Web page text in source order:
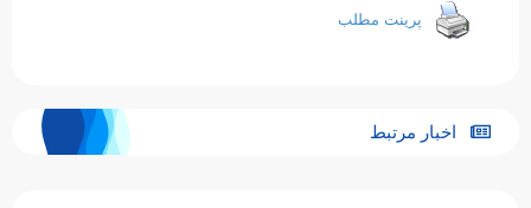
پرینت مطلب
اخبار مرتبط